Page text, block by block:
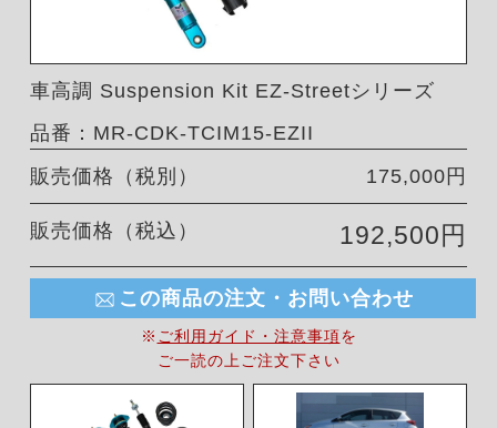
車高調 Suspension Kit EZ-Streetシリーズ
品番：MR-CDK-TCIM15-EZII
販売価格（税別）
175,000円
販売価格（税込） 192,500円
この商品の注文・お問い合わせ
※ ご利用ガイド・注意事項を
ご一読の上ご注文下さい